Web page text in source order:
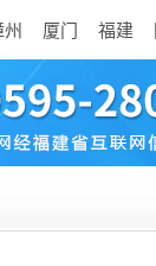
厦门 福建